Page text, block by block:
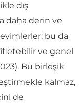
dış
daha derin ve
bu da
ve genel
Bu birleşik
kalmaz,
de